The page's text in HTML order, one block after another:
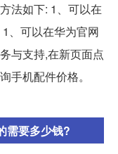
法如下: 1、可以在
、可以在华为官网
与支持,在新页面点
手机配件价格。
需要多少钱?